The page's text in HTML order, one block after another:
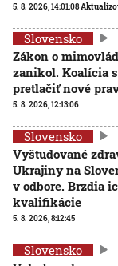
5. 8. 2026, 14:01:08
Slovensko
Zákon o
zanikol. Koalícia
pretlačiť nové
5. 8. 2026, 12:13:06
Slovensko
Vyštudované
Ukrajiny na
v odbore. Brzdia
kvalifikácie
5. 8. 2026, 8:12:45
Slovensko